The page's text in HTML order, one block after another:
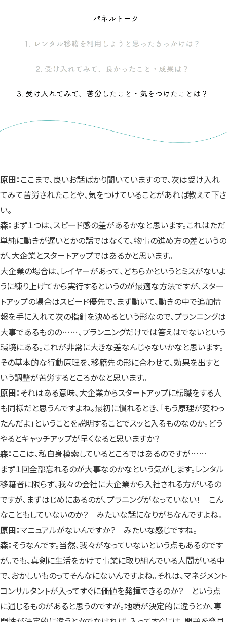
原田： ここまで、良いお話ばかり聞いていますので、次は受け入れ
てみて苦労されたことや、気をつけていることがあれば教えて下さ
い。
森： まず１つは、スピード感の差があるかなと思います。これはただ
単純に動きが遅いとかの話ではなくて、物事の進め方の差というの
が、大企業とスタートアップではあるかと思います。
大企業の場合は、レイヤーがあって、どちらかというとミスがないよ
うに練り上げてから実行するというのが最適な方法ですが、スター
トアップの場合はスピード優先で、まず動いて、動きの中で追加情
報を手に入れて次の指針を決めるという形なので、プランニングは
大事であるものの……、プランニングだけでは答えはでないという
環境にある。これが非常に大きな差なんじゃないかなと思います。
その基本的な行動原理を、移籍先の形に合わせて、効果を出すと
いう調整が苦労するところかなと思います。
原田： それはある意味、大企業からスタートアップに転職をする人
も同様だと思うんですよね。最初に慣れるとき、「もう原理が変わっ
たんだよ」ということを説明することでスッと入るものなのか。どう
やるとキャッチアップが早くなると思いますか？
森： ここは、私自身模索しているところではあるのですが……
まず１回全部忘れるのが大事なのかなという気がします。レンタル
移籍者に限らず、我々の会社に大企業から入社される方がいるの
ですが、まずはじめにあるのが、プラニングがなっていない！ こん
なこともしていないのか？ みたいな話になりがちなんですよね。
原田：マニュアルがないんですか？ みたいな感じですね。
森： そうなんです。当然、我々がなっていないという点もあるのです
が。でも、真剣に生活をかけて事業に取り組んでいる人間がいる中
で、おかしいものってそんなにないんですよね。それは、マネジメント
コンサルタントが入ってすぐに価値を発揮できるのか？ という点
に通じるものがあると思うのですが。地頭が決定的に違うとか、専